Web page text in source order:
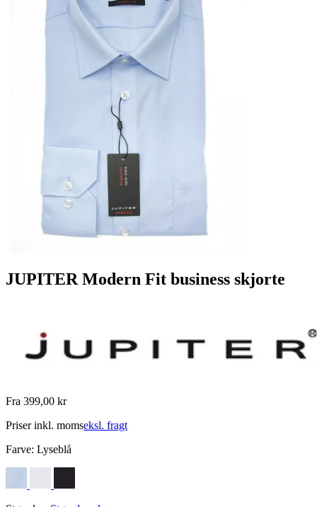
JUPITER Modern Fit business skjorte
Fra 399,00 kr
Priser inkl. momseksl. fragt
Farve: Lyseblå